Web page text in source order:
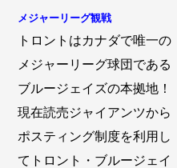
メジャーリーグ観戦
トロントはカナダで唯一の
メジャーリーグ球団である
ブルージェイズの本拠地！
現在読売ジャイアンツから
ポスティング制度を利用し
てトロント・ブルージェイ